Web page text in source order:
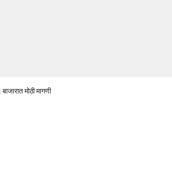
मोठी मागणी